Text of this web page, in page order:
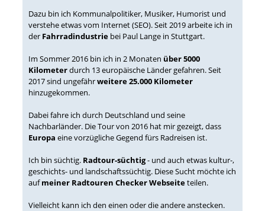
Dazu bin ich Kommunalpolitiker, Musiker, Humorist und
verstehe etwas vom Internet (SEO). Seit 2019 arbeite ich in
der Fahrradindustrie bei Paul Lange in Stuttgart.
Im Sommer 2016 bin ich in 2 Monaten über 5000
Kilometerdurch 13 europäische Länder gefahren. Seit
2017 sind ungefährweitere 25.000 Kilometer
hinzugekommen.
Dabei fahre ich durch Deutschland und seine
Nachbarländer. Die Tour von 2016 hat mir gezeigt, dass
Europa eine vorzügliche Gegend fürs Radreisen ist.
Ich bin süchtig. Radtour-süchtig- und auch etwas kultur-,
geschichts- und landschaftssüchtig. Diese Sucht möchte ich
aufmeiner Radtouren Checker Webseiteteilen.
Vielleicht kann ich den einen oder die andere anstecken.